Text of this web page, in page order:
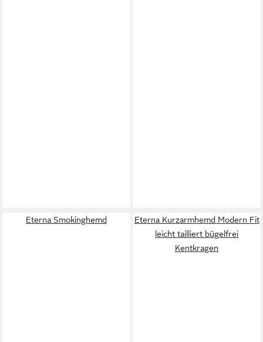
Eterna Smokinghemd
Eterna Kurzarmhemd Modern Fit
leicht tailliert bügelfrei
Kentkragen